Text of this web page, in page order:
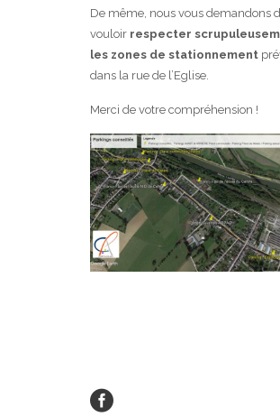
De même, nous vous demandons
vouloir respecter
les zones de stationnement
dans la rue de l’Eglise.
Merci de votre compréhension !